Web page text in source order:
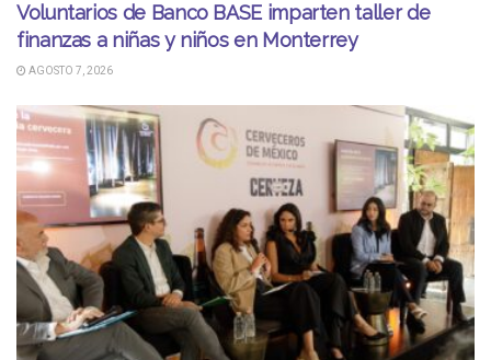
Voluntarios de Banco BASE imparten taller de
finanzas a niñas y niños en Monterrey
AGOSTO 7, 2026